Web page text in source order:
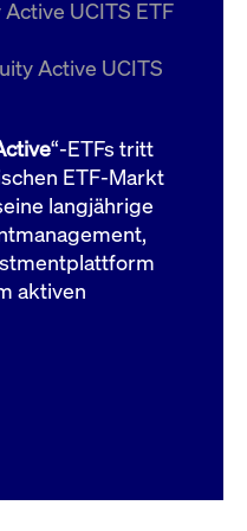
UCITS ETF
Active UCITS
“-ETFs tritt
ETF-Markt
langjährige
aktiven
bis